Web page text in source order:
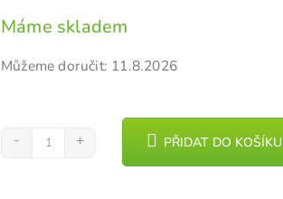
5,0
5
Měrná
cena:
Máme skladem
Můžeme doručit: 11.8.2026
PŘIDAT DO KOŠÍKU